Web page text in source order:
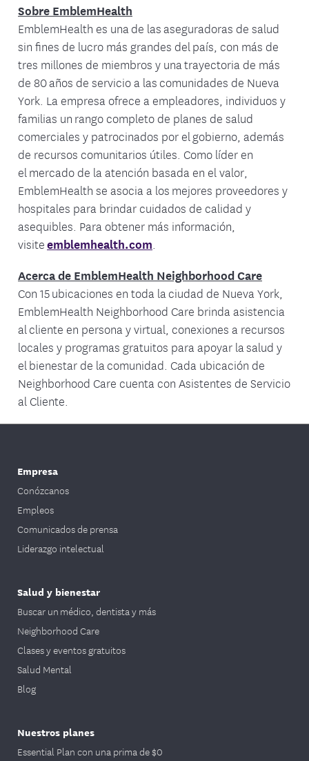
Sobre EmblemHealth
EmblemHealth es una de las aseguradoras de salud
sin fines de lucro más grandes del país, con más de
tres millones de miembros y una trayectoria de más
de 80 años de servicio a las comunidades de Nueva
York. La empresa ofrece a empleadores, individuos y
familias un rango completo de planes de salud
comerciales y patrocinados por el gobierno, además
de recursos comunitarios útiles. Como líder en
el mercado de la atención basada en el valor,
EmblemHealth se asocia a los mejores proveedores y
hospitales para brindar cuidados de calidad y
asequibles. Para obtener más información,
visiteemblemhealth.com
Acerca de EmblemHealth Neighborhood Care
Con 15 ubicaciones en toda la ciudad de Nueva York,
EmblemHealth Neighborhood Care brinda asistencia
al cliente en persona y virtual, conexiones a recursos
locales y programas gratuitos para apoyar la salud y
el bienestar de la comunidad. Cada ubicación de
Neighborhood Care cuenta con Asistentes de Servicio
al Cliente.
Empresa
Conózcanos
Empleos
Comunicados de prensa
Liderazgo intelectual
Salud y bienestar
Buscar un médico, dentista y más
Neighborhood Care
Clases y eventos gratuitos
Salud Mental
Blog
Nuestros planes
Essential Plan con una prima de $0